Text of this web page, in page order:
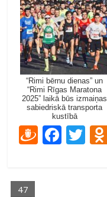
“Rimi bērnu dienas” un
“Rimi Rīgas Maratona
2025” laikā būs izmaiņas
sabiedriskā transporta
kustībā
D F T
47